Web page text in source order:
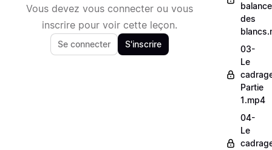
Vous devez vous connecter ou vous
inscrire pour voir cette leçon.
Se connecter S'inscrire
balance
des
03-
Le
Partie
1.mp4
04-
Le